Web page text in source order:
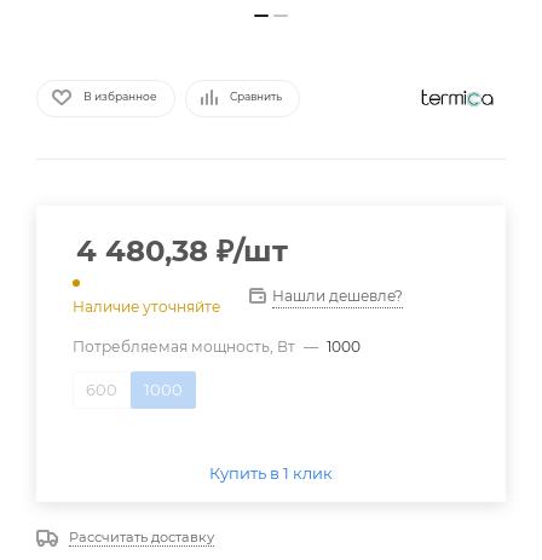
В избранное Сравнить
4 480,38 ₽/шт
Наличие уточняйте
Нашли дешевле?
Потребляемая мощность, Вт — 1000
600 1000
Купить в 1 клик
Рассчитать доставку